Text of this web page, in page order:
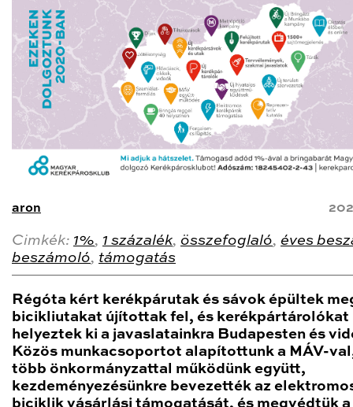
aron
Cimkék: 1%, 1 százalék, összefoglaló, éves
beszámoló, támogatás
Régóta kért kerékpárutak és sávok épültek
bicikliutakat újítottak fel, és kerékpártárolókat
helyeztek ki a javaslatainkra Budapesten és
Közös munkacsoportot alapítottunk a MÁV-
több önkormányzattal működünk együtt,
kezdeményezésünkre bevezették az